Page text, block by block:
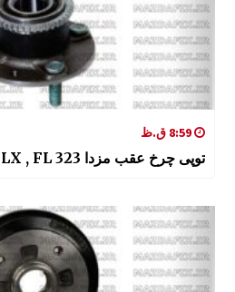
8:59 ق.ظ
توپی چرخ عقب مزدا 323 GLX , FL